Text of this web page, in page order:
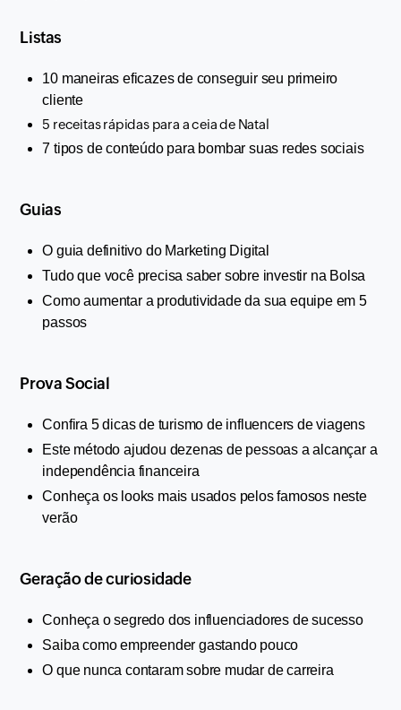
Listas
10 maneiras eficazes de conseguir seu primeiro
cliente
5 receitas rápidas para a ceia de Natal
7 tipos de conteúdo para bombar suas redes sociais
Guias
O guia definitivo do Marketing Digital
Tudo que você precisa saber sobre investir na Bolsa
Como aumentar a produtividade da sua equipe em 5
passos
Prova Social
Confira 5 dicas de turismo de influencers de viagens
Este método ajudou dezenas de pessoas a alcançar a
independência financeira
Conheça os looks mais usados pelos famosos neste
verão
Geração de curiosidade
Conheça o segredo dos influenciadores de sucesso
Saiba como empreender gastando pouco
O que nunca contaram sobre mudar de carreira